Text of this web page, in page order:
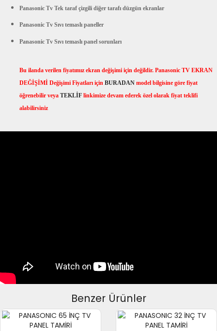
Panasonic Tv Tek taraf çizgili diğer tarafı düzgün ekranlar
Panasonic Tv Sıvı temaslı paneller
Panasonic Tv Sıvı temaslı panel sorunları
Bu ilanda verilen fiyatımız ekran değişimi için değildir. Panasonic TV EKRAN
DEĞİŞİMİ Değişimi Fiyatları için BURADAN model bilgisine göre fiyat
öğrenebilir veya TEKLİF linkimize devam ederek özel olarak fiyat teklifi
alabilirsiniz
Benzer Ürünler